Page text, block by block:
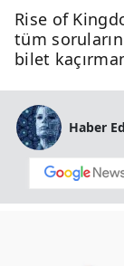
Rise of
tüm
bilet
Haber